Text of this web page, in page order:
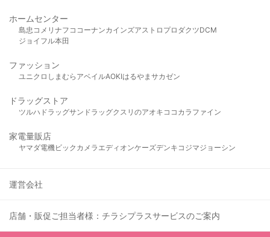
ホームセンター
島忠 コメリ ナフコ コーナンカインズアストロプロダクツDCM
ジョイフル本田
ファッション
ユニクロ しまむら アベイルAOKIはるやま サカゼン
ドラッグストア
ツルハドラッグサンドラッグクスリのアオキ ココカラファイン
家電量販店
ヤマダ電機ビックカメラ エディオンケーズデンキ コジマジョーシン
運営会社
店舗・販促ご担当者様：チラシプラスサービスのご案内